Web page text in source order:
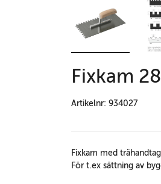
Fixkam
Artikelnr: 934027
Fixkam med
För t.ex sättning av